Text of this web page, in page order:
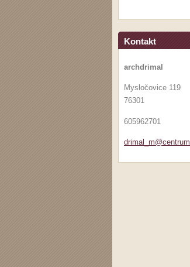
Kontakt
archdrimal
Mysločovice 119
76301
605962701
drimal_m@centrum